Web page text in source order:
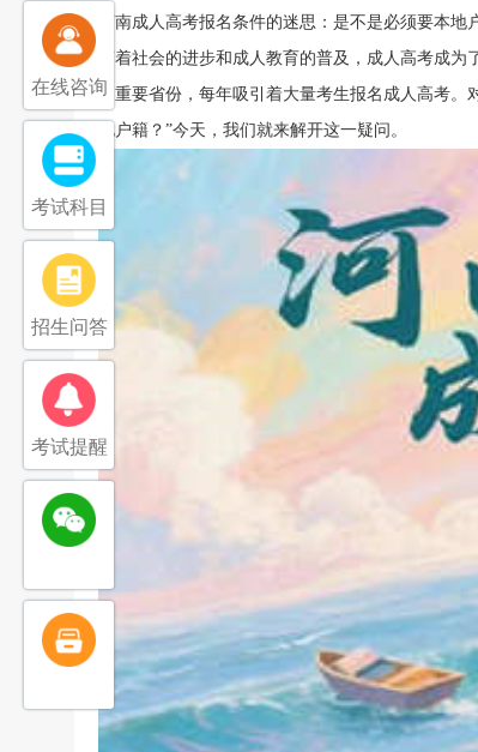
河南成人高考报名条件的迷思：是不是必须要本地
随着社会的进步和成人教育的普及，成人高考成
的重要省份，每年吸引着大量考生报名成人高考。
地户籍？”今天，我们就来解开这一疑问。
在线咨询
考试科目
招生问答
考试提醒